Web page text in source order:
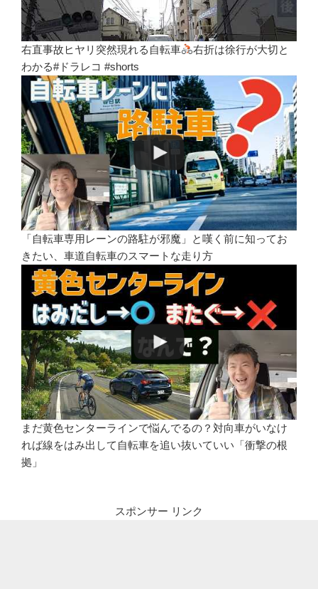
右直事故ヒヤリ突然現れる自転車
右折は徐行が大切と
わかる#ドラレコ #shorts
「自転車専用レーンの路駐が邪魔」と嘆く前に知ってお
きたい、車道自転車のスマートな走り方
まだ黄色センターラインで悩んでるの？対向車がいなけ
れば線をはみ出して自転車を追い抜いていい「衝撃の根
拠」
スポンサー リンク